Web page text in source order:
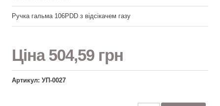
Ручка гальма 106PDD з відсікачем газу
Ціна504,59 грн
Артикул: УП-0027